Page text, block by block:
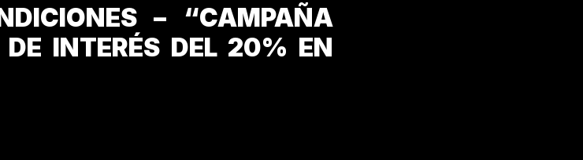
– “CAMPAÑA
INTERÉS DEL 20% EN